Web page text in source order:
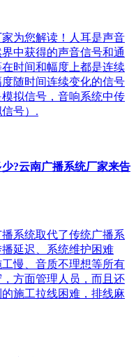
为您解读！人耳是声音
中获得的声音信号和通
时间和幅度上都是连续
随时间连续变化的信号
拟信号，音响系统中传
号）.
?云南广播系统厂家来告
系统取代了传统广播系
延迟、系统维护困难
工慢、音质不理想等所有
方面管理人员，而且还
施工拉线困难，排线麻